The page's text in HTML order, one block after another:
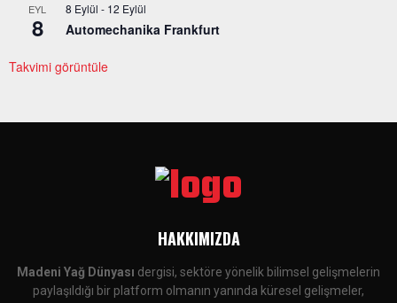
EYL
8
8 Eylül - 12 Eylül
Automechanika Frankfurt
Takvimi görüntüle
HAKKIMIZDA
Madeni Yağ Dünyası dergisi, sektöre yönelik bilimsel gelişmelerin
paylaşıldığı bir platform olmanın yanında küresel gelişmeler,